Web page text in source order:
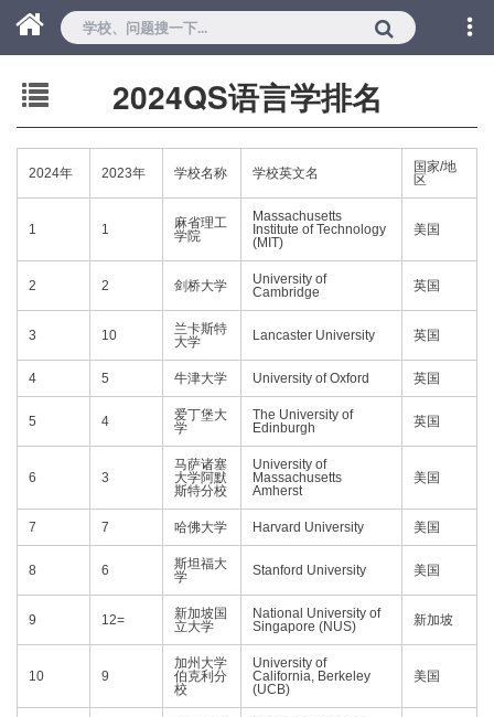
2024QS语言学排名
2024年 2023年 学校名称 学校英文名
国家/地
区
1 1
麻省理工
学院
Massachusetts
Institute of Technology
(MIT)
美国
2 2 剑桥大学
University of
Cambridge
英国
3 10
兰卡斯特
大学
Lancaster University 英国
4 5 牛津大学 University of Oxford 英国
5 4
爱丁堡大
学
The University of
Edinburgh
英国
6 3
马萨诸塞
大学阿默
斯特分校
University of
Massachusetts
Amherst
美国
7 7 哈佛大学 Harvard University 美国
8 6
斯坦福大
学
Stanford University 美国
9 12=
新加坡国
立大学
National University of
Singapore (NUS)
新加坡
10 9
加州大学
伯克利分
校
University of
California, Berkeley
(UCB)
美国